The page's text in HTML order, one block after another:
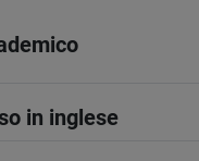
in inglese